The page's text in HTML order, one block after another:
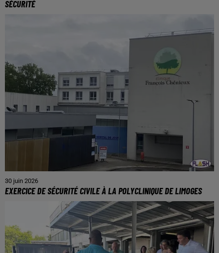
SÉCURITÉ
30 juin 2026
EXERCICE DE SÉCURITÉ CIVILE À LA POLYCLINIQUE DE LIMOGES